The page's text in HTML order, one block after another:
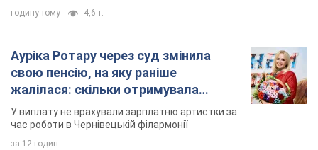
годину тому 4,6 т.
Ауріка Ротару через суд змінила
свою пенсію, на яку раніше
жалілася: скільки отримувала
співачка
У виплату не врахували зарплатню артистки за
час роботи в Чернівецькій філармонії
за 12 годин